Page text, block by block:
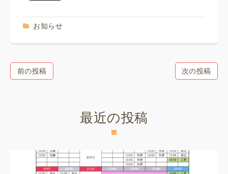
お知らせ
前の投稿 次の投稿
最近の投稿